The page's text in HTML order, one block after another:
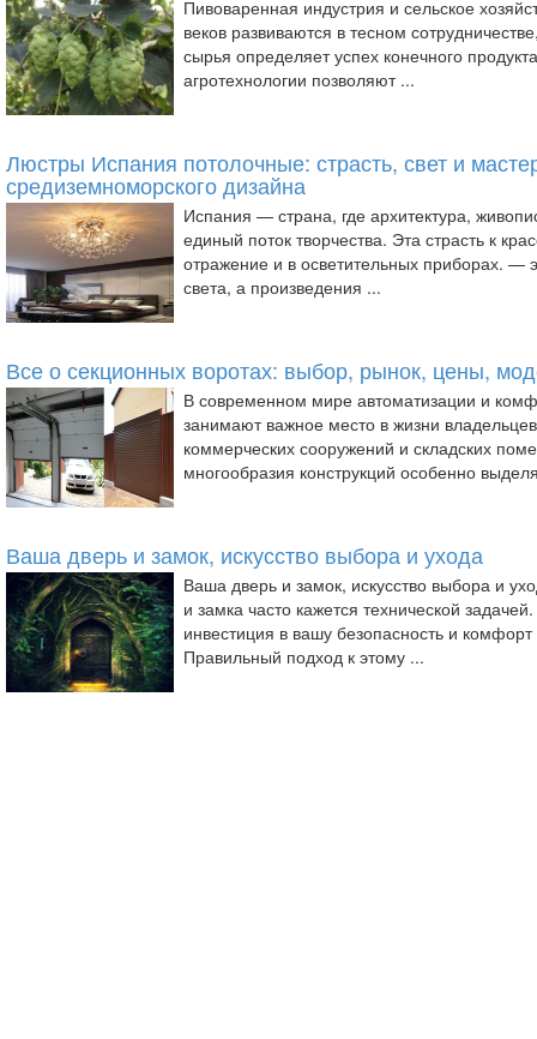
Пивоваренная индустрия и сельское
веков развиваются в тесном
сырья определяет успех конечного
агротехнологии позволяют ...
Люстры Испания потолочные: страсть, свет и
средиземноморского дизайна
Испания — страна, где архитектура,
единый поток творчества. Эта страсть к
отражение и в осветительных приборах. —
света, а произведения ...
Все о секционных воротах: выбор, рынок, цены,
В современном мире автоматизации и
занимают важное место в жизни
коммерческих сооружений и складских
многообразия конструкций особенно
Ваша дверь и замок, искусство выбора и ухода
Ваша дверь и замок, искусство выбора и
и замка часто кажется технической
инвестиция в вашу безопасность и
Правильный подход к этому ...